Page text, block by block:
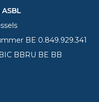
BE 0.849.929.341
BBRU BE BB